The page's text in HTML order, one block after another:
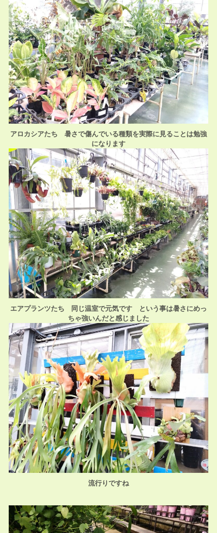
アロカシアたち 暑さで傷んでいる種類を実際に見ることは勉強
になります
エアプランツたち
同じ温室で元気です という事は暑さにめっ
ちゃ強いんだと感じました
流行りですね